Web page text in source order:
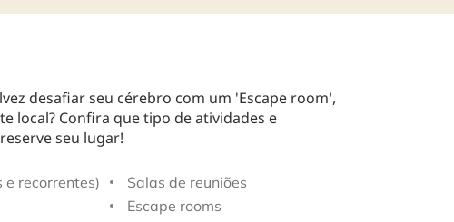
desafiar seu cérebro com um 'Escape room',
local? Confira que tipo de atividades e
seu lugar!
e recorrentes)
Salas de reuniões
Escape rooms